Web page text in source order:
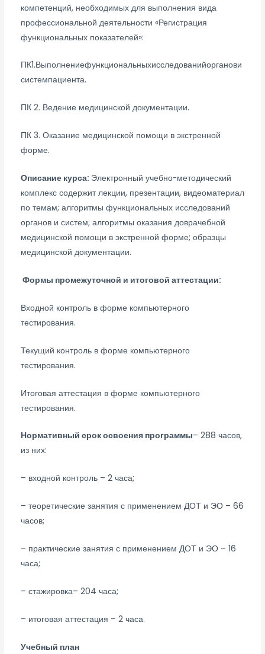
компетенций, необходимых для выполнения вида
профессиональной деятельности «Регистрация
функциональных показателей»:
ПК1.Выполнениефункциональныхисследованийорганови
системпациента.
ПК 2. Ведение медицинской документации.
ПК 3. Оказание медицинской помощи в экстренной
форме.
Описание курса: Электронный учебно-методический
комплекс содержит лекции, презентации, видеоматериал
по темам; алгоритмы функциональных исследований
органов и систем; алгоритмы оказания доврачебной
медицинской помощи в экстренной форме; образцы
медицинской документации.
Формы промежуточной и итоговой аттестации:
Входной контроль в форме компьютерного
тестирования.
Текущий контроль в форме компьютерного
тестирования.
Итоговая аттестация в форме компьютерного
тестирования.
Нормативный срок освоения программы– 288 часов,
из них:
– входной контроль – 2 часа;
– теоретические занятия с применением ДОТ и ЭО – 66
часов;
– практические занятия с применением ДОТ и ЭО – 16
часа;
– стажировка– 204 часа;
– итоговая аттестация – 2 часа.
Учебный план